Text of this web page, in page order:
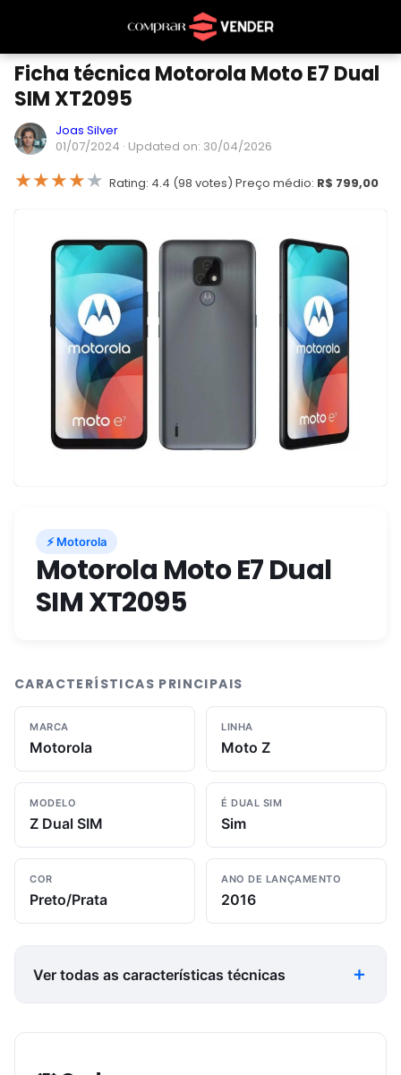
Ficha técnica Motorola Moto E7 Dual
SIM XT2095
Joas Silver
01/07/2024 · Updated on: 30/04/2026
★★★★★ Rating: 4.4 (98 votes) Preço médio: R$ 799,00
⚡ Motorola
Motorola Moto E7 Dual
SIM XT2095
CARACTERÍSTICAS PRINCIPAIS
MARCA
Motorola
LINHA
Moto Z
MODELO
Z Dual SIM
É DUAL SIM
Sim
COR
Preto/Prata
ANO DE LANÇAMENTO
2016
Ver todas as características técnicas